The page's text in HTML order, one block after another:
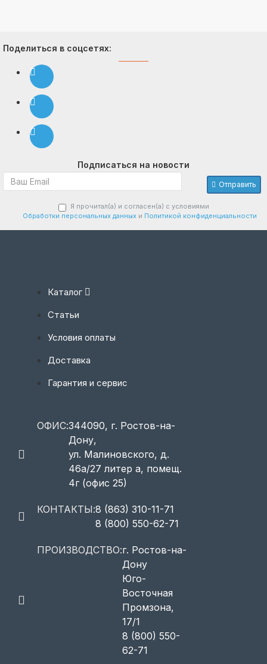
Поделиться в соцсетях:
Подписаться на новости
Отправить
Я прочитал(а) и согласен(а) с условиями
Обработки персональных данныхи Политикой конфиденциальности
Каталог
Статьи
Условия оплаты
Доставка
Гарантия и сервис
ОФИС:344090, г. Ростов-на-
Дону,
ул. Малиновского, д.
46а/27 литер а, помещ.
4г (офис 25)
КОНТАКТЫ:8 (863) 310-11-71
8 (800) 550-62-71
ПРОИЗВОДСТВО:г. Ростов-на-
Дону
Юго-
Восточная
Промзона,
17/1
8 (800) 550-
62-71